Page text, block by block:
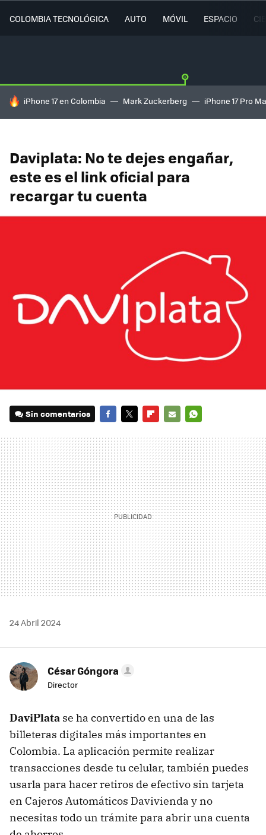
COLOMBIA TECNOLÓGICA AUTO MÓVIL ESPACIO
HOY SE HABLA DE
iPhone 17 en Colombia Mark Zuckerberg iPhone 17 Pro
Daviplata: No te dejes engañar,
este es el link oficial para
recargar tu cuenta
Sin comentarios
MAIL
24 Abril 2024
César Góngora
Director
DaviPlata se ha convertido en una de las
billeteras digitales más importantes en
Colombia. La aplicación permite realizar
transacciones desde tu celular, también puedes
usarla para hacer retiros de efectivo sin tarjeta
en Cajeros Automáticos Davivienda y no
necesitas todo un trámite para abrir una cuenta